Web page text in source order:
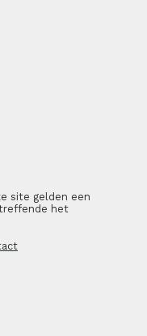
site gelden een
het